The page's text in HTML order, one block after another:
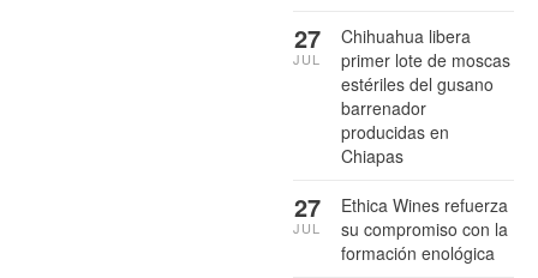
Chihuahua libera
primer lote de moscas
estériles del gusano
barrenador
producidas en
Chiapas
27
JUL
Ethica Wines refuerza
su compromiso con la
formación enológica
27
JUL